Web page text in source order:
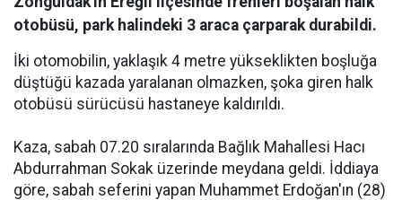
otobüsü, park halindeki 3 araca çarparak durabildi.
İki otomobilin, yaklaşık 4 metre yükseklikten boşluğa
düştüğü kazada yaralanan olmazken, şoka giren halk
otobüsü sürücüsü hastaneye kaldırıldı.
Kaza, sabah 07.20 sıralarında Bağlık Mahallesi Hacı
Abdurrahman Sokak üzerinde meydana geldi. İddiaya
göre, sabah seferini yapan Muhammet Erdoğan'ın (28)